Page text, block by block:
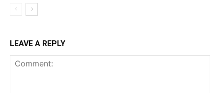
LEAVE A REPLY